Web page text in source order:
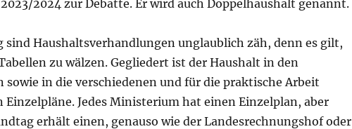
2023/2024 zur Debatte. Er wird auch Doppelhaushalt genannt.
sind Haushaltsverhandlungen unglaublich zäh, denn es gilt,
zu wälzen. Gegliedert ist der Haushalt in den
sowie in die verschiedenen und für die praktische Arbeit
Einzelpläne. Jedes Ministerium hat einen Einzelplan, aber
erhält einen, genauso wie der Landesrechnungshof oder